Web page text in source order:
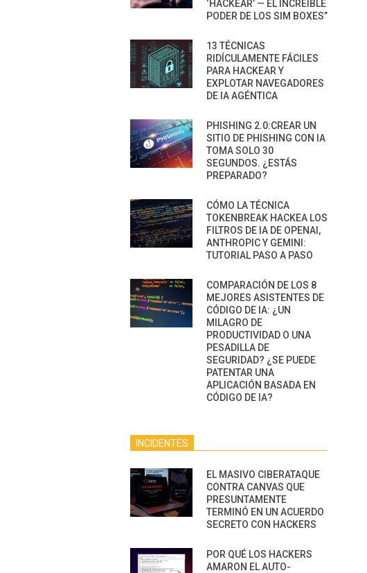
‘HACKEAR’ — EL INCREÍBLE
PODER DE LOS SIM BOXES”
13 TÉCNICAS
RIDÍCULAMENTE FÁCILES
PARA HACKEAR Y
EXPLOTAR NAVEGADORES
DE IA AGÉNTICA
PHISHING 2.0:CREAR UN
SITIO DE PHISHING CON IA
TOMA SOLO 30
SEGUNDOS. ¿ESTÁS
PREPARADO?
CÓMO LA TÉCNICA
TOKENBREAK HACKEA LOS
FILTROS DE IA DE OPENAI,
ANTHROPIC Y GEMINI:
TUTORIAL PASO A PASO
COMPARACIÓN DE LOS 8
MEJORES ASISTENTES DE
CÓDIGO DE IA: ¿UN
MILAGRO DE
PRODUCTIVIDAD O UNA
PESADILLA DE
SEGURIDAD? ¿SE PUEDE
PATENTAR UNA
APLICACIÓN BASADA EN
CÓDIGO DE IA?
INCIDENTES
EL MASIVO CIBERATAQUE
CONTRA CANVAS QUE
PRESUNTAMENTE
TERMINÓ EN UN ACUERDO
SECRETO CON HACKERS
POR QUÉ LOS HACKERS
AMARON EL AUTO-